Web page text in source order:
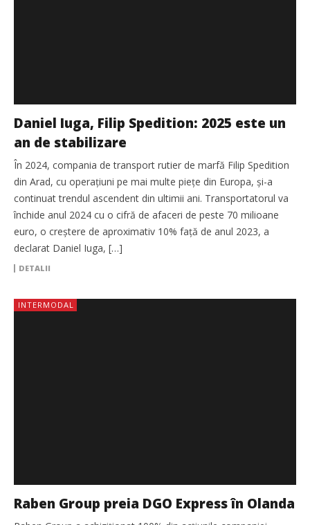
Daniel Iuga, Filip Spedition: 2025 este un
an de stabilizare
În 2024, compania de transport rutier de marfă Filip Spedition
din Arad, cu operaţiuni pe mai multe pieţe din Europa, și-a
continuat trendul ascendent din ultimii ani. Transportatorul va
închide anul 2024 cu o cifră de afaceri de peste 70 milioane
euro, o creștere de aproximativ 10% faţă de anul 2023, a
declarat Daniel Iuga, […]
DETALII
INTERMODAL
Raben Group preia DGO Express în Olanda